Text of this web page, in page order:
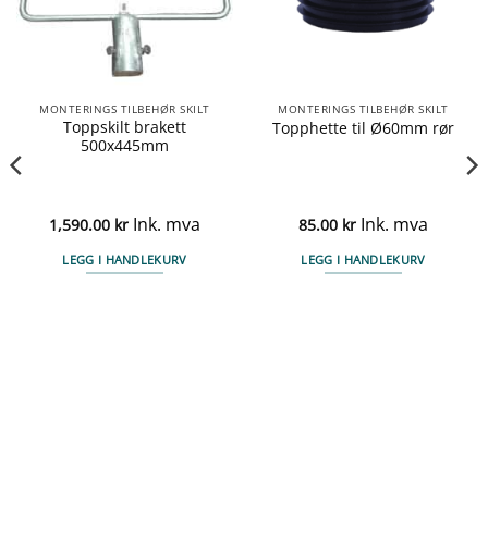
MONTERINGS TILBEHØR SKILT
Toppskilt brakett
500x445mm
1,590.00 kr Ink. mva
LEGG I HANDLEKURV
MONTERINGS TILBEHØR SKILT
Topphette til Ø60mm rør
85.00 kr Ink. mva
LEGG I HANDLEKURV